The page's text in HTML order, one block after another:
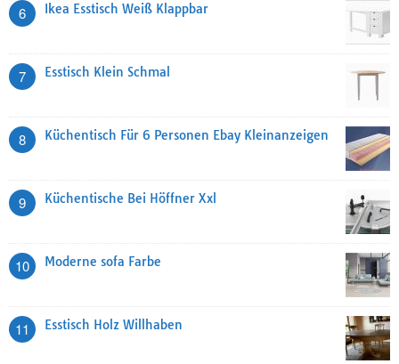
6 Ikea Esstisch Weiß Klappbar
7 Esstisch Klein Schmal
8 Küchentisch Für 6 Personen Ebay Kleinanzeigen
9 Küchentische Bei Höffner Xxl
10 Moderne sofa Farbe
11 Esstisch Holz Willhaben